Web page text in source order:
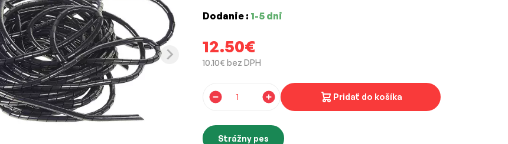
Dodanie : 1-5 dni
12.50€
10.10€ bez DPH
Pridať do košíka
Strážny pes